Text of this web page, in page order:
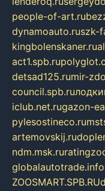
people-of-art.ru
dynamoauto.ruszk-
kingbolenskaner.ru
act1.spb.ru
detsad125.rumir-
council.spb.ru
iclub.net.rugazon-
pylesostineco.ru
artemovskij.ru
ndm.msk.ru
globalautotrade.info
ZOOSMART.SPB.RU